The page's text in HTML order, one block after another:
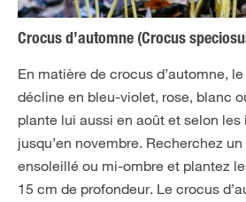
Crocus d’automne (Crocus
En matière de crocus d’automne,
décline en bleu-violet, rose, blanc
plante lui aussi en août et selon
jusqu’en novembre. Recherchez
ensoleillé ou mi-ombre et plantez
15 cm de profondeur. Le crocus